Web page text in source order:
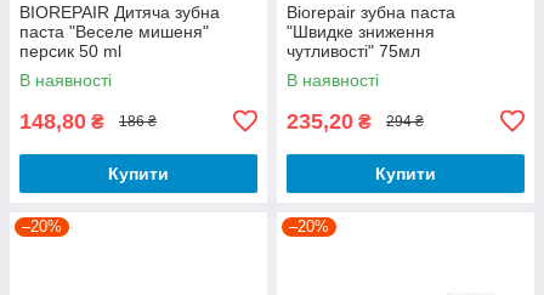
BIOREPAIR Дитяча зубна
паста "Веселе мишеня"
персик 50 ml
В наявності
148,80 ₴ 186 ₴
Купити
Biorepair зубна паста
"Швидке зниження
чутливості" 75мл
В наявності
235,20 ₴ 294 ₴
Купити
–20% –20%